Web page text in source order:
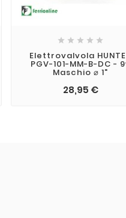
    
Elettrovalvola
PGV-101-MM-B-DC -
Maschio ⌀ 1"
28,95 €